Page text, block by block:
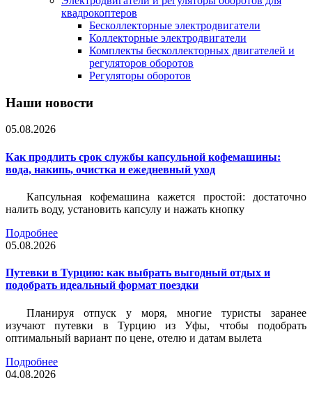
квадрокоптеров
Бесколлекторные электродвигатели
Коллекторные электродвигатели
Комплекты бесколлекторных двигателей и
регуляторов оборотов
Регуляторы оборотов
Наши новости
05.08.2026
Как продлить срок службы капсульной кофемашины:
вода, накипь, очистка и ежедневный уход
Капсульная кофемашина кажется простой: достаточно
налить воду, установить капсулу и нажать кнопку
Подробнее
05.08.2026
Путевки в Турцию: как выбрать выгодный отдых и
подобрать идеальный формат поездки
Планируя отпуск у моря, многие туристы заранее
изучают путевки в Турцию из Уфы, чтобы подобрать
оптимальный вариант по цене, отелю и датам вылета
Подробнее
04.08.2026